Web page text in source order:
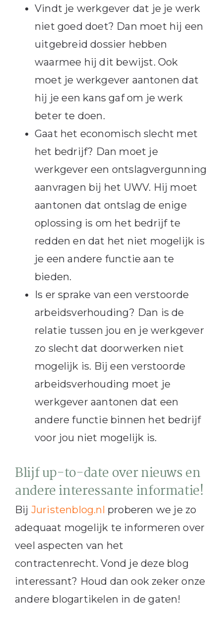
Vindt je werkgever dat je je werk
niet goed doet? Dan moet hij een
uitgebreid dossier hebben
waarmee hij dit bewijst. Ook
moet je werkgever aantonen dat
hij je een kans gaf om je werk
beter te doen.
Gaat het economisch slecht met
het bedrijf? Dan moet je
werkgever een ontslagvergunning
aanvragen bij het UWV. Hij moet
aantonen dat ontslag de enige
oplossing is om het bedrijf te
redden en dat het niet mogelijk is
je een andere functie aan te
bieden.
Is er sprake van een verstoorde
arbeidsverhouding? Dan is de
relatie tussen jou en je werkgever
zo slecht dat doorwerken niet
mogelijk is. Bij een verstoorde
arbeidsverhouding moet je
werkgever aantonen dat een
andere functie binnen het bedrijf
voor jou niet mogelijk is.
Blijf up-to-date over nieuws en
andere interessante informatie!
Bij Juristenblog.nl proberen we je zo
adequaat mogelijk te informeren over
veel aspecten van het
contractenrecht. Vond je deze blog
interessant? Houd dan ook zeker onze
andere blogartikelen in de gaten!